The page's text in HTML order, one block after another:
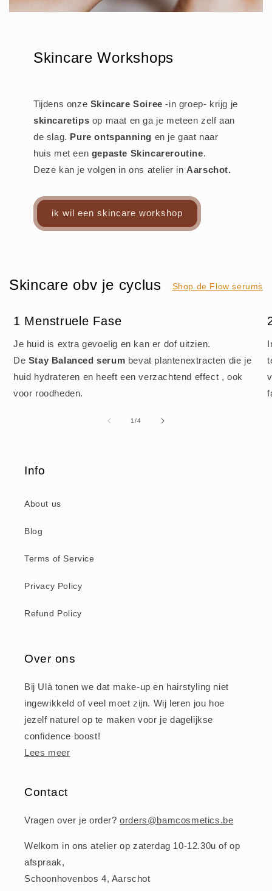
Skincare Workshops
Tijdens onze Skincare Soiree -in groep- krijg je
skincaretips op maat en ga je meteen zelf aan
de slag. Pure ontspanning en je gaat naar
huis met een gepaste Skincareroutine.
Deze kan je volgen in ons atelier in Aarschot.
ik wil een skincare workshop
Skincare obv je cyclus Shop de Flow serums
1 Menstruele Fase
Je huid is extra gevoelig en kan er dof uitzien.
De Stay Balanced serum bevat plantenextracten die je
huid hydrateren en heeft een verzachtend effect , ook
voor roodheden.
1/van
4
Info
About us
Blog
Terms of Service
Privacy Policy
Refund Policy
Over ons
Bij Ulà tonen we dat make-up en hairstyling niet
ingewikkeld of veel moet zijn. Wij leren jou hoe
jezelf naturel op te maken voor je dagelijkse
confidence boost!
Lees meer
Contact
Vragen over je order?orders@bamcosmetics.be
Welkom in ons atelier op zaterdag 10-12.30u of op
afspraak,
Schoonhovenbos 4, Aarschot